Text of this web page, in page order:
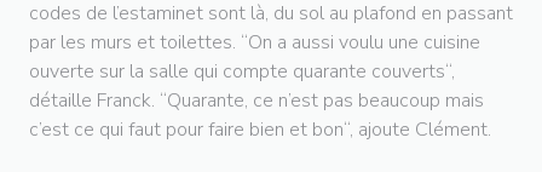
codes de l’estaminet sont là, du sol au plafond en passant
par les murs et toilettes. “On a aussi voulu une cuisine
ouverte sur la salle qui compte quarante couverts“,
détaille Franck. “Quarante, ce n’est pas beaucoup mais
c’est ce qui faut pour faire bien et bon“, ajoute Clément.